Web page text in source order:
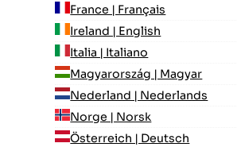
France | Français
Ireland | English
Italia | Italiano
Magyarország | Magyar
Nederland | Nederlands
Norge | Norsk
Österreich | Deutsch